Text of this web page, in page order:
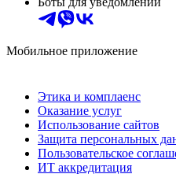
Мобильное приложение
Этика и комплаенс
Оказание услуг
Использование сайтов
Защита персональных
Пользовательское
ИТ аккредитация